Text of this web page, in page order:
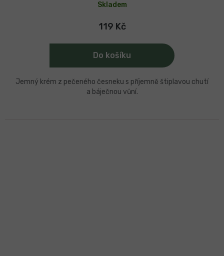
Skladem
119 Kč
Do košíku
Jemný krém z pečeného česneku s příjemně štiplavou chutí
a báječnou vůní.